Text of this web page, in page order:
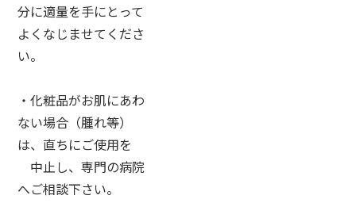
分に適量を手にとって
よくなじませてくださ
い。
・化粧品がお肌にあわ
ない場合（腫れ等）
は、直ちにご使用を
中止し、専門の病院
へご相談下さい。